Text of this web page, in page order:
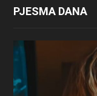
PJESMA DANA